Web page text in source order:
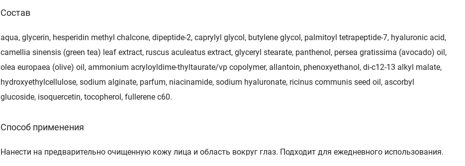
Состав
aqua, glycerin, hesperidin methyl chalcone, dipeptide-2, caprylyl glycol, butylene glycol, palmitoyl tetrapeptide-7, hyaluronic acid,
camellia sinensis (green tea) leaf extract, ruscus aculeatus extract, glyceryl stearate, panthenol, persea gratissima (avocado) oil,
olea europaea (olive) oil, ammonium acryloyldime-thyltaurate/vp copolymer, allantoin, phenoxyethanol, di-c12-13 alkyl malate,
hydroxyethylcellulose, sodium alginate, parfum, niacinamide, sodium hyaluronate, ricinus communis seed oil, ascorbyl
glucoside, isoquercetin, tocopherol, fullerene c60.
Способ применения
Нанести на предварительно очищенную кожу лица и область вокруг глаз. Подходит для ежедневного использования.